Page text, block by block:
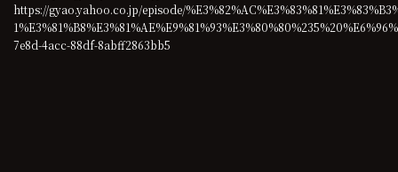
https://gyao.yahoo.co.jp/episode/
7e8d-4acc-88df-8abff2863bb5